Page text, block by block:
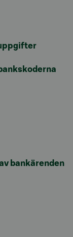
bankärenden